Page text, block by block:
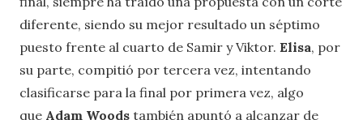
diferente, siendo su mejor resultado un séptimo
puesto frente al cuarto de Samir y Viktor. Elisa, por
su parte, compitió por tercera vez, intentando
clasificarse para la final por primera vez, algo
que Adam Woods también apuntó a alcanzar de